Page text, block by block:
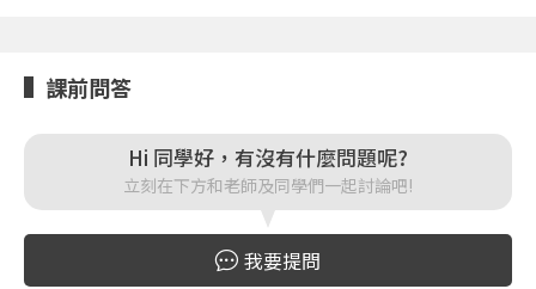
登入
註冊
按下註冊即代表你同意我們的使用者條款
課前問答
Hi 同學好，有沒有什麼問題呢?
立刻在下方和老師及同學們一起討論吧!
我要提問